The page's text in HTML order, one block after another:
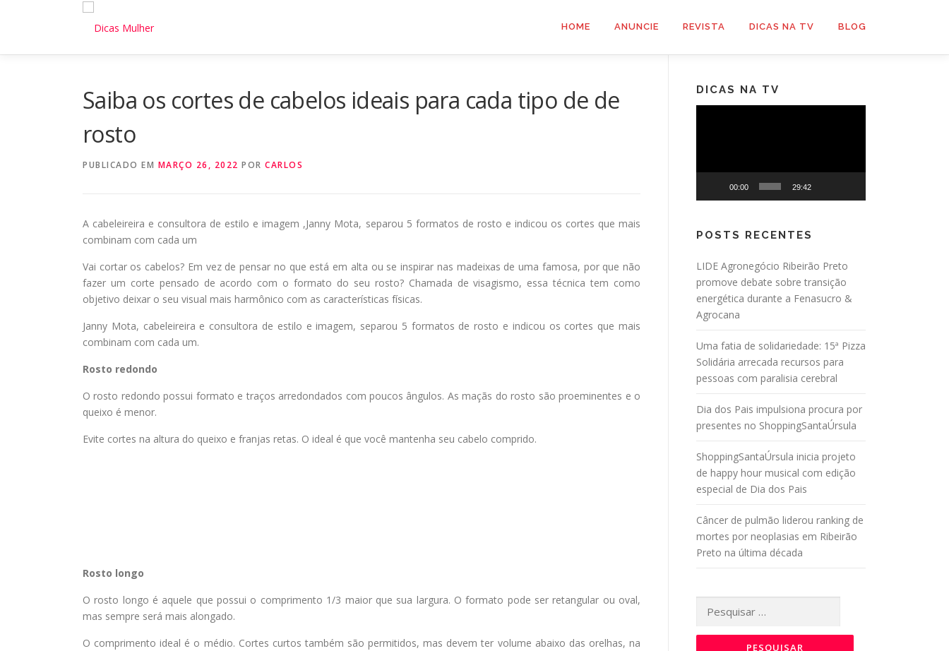
conteúdo
HOME ANUNCIE REVISTA DICAS NA TV BLOG
Saiba os cortes de cabelos ideais para cada tipo de de
rosto
PUBLICADO EM MARÇO 26, 2022 POR CARLOS
A cabeleireira e consultora de estilo e imagem ,Janny Mota, separou 5 formatos de rosto e indicou os cortes que mais
combinam com cada um
Vai cortar os cabelos? Em vez de pensar no que está em alta ou se inspirar nas madeixas de uma famosa, por que não
fazer um corte pensado de acordo com o formato do seu rosto? Chamada de visagismo, essa técnica tem como
objetivo deixar o seu visual mais harmônico com as características físicas.
Janny Mota, cabeleireira e consultora de estilo e imagem, separou 5 formatos de rosto e indicou os cortes que mais
combinam com cada um.
Rosto redondo
O rosto redondo possui formato e traços arredondados com poucos ângulos. As maçãs do rosto são proeminentes e o
queixo é menor.
Evite cortes na altura do queixo e franjas retas. O ideal é que você mantenha seu cabelo comprido.
Rosto longo
O rosto longo é aquele que possui o comprimento 1/3 maior que sua largura. O formato pode ser retangular ou oval,
mas sempre será mais alongado.
O comprimento ideal é o médio. Cortes curtos também são permitidos, mas devem ter volume abaixo das orelhas, na
DICAS NA TV
00:00 29:42
POSTS RECENTES
LIDE Agronegócio Ribeirão Preto
promove debate sobre transição
energética durante a Fenasucro &
Agrocana
Uma fatia de solidariedade: 15ª Pizza
Solidária arrecada recursos para
pessoas com paralisia cerebral
Dia dos Pais impulsiona procura por
presentes no ShoppingSantaÚrsula
ShoppingSantaÚrsula inicia projeto
de happy hour musical com edição
especial de Dia dos Pais
Câncer de pulmão liderou ranking de
mortes por neoplasias em Ribeirão
Preto na última década
por: